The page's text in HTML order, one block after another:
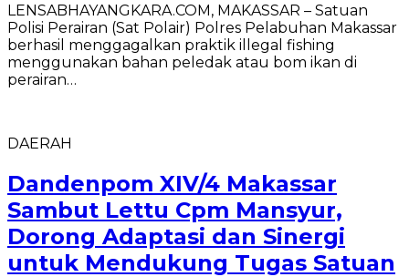
LENSABHAYANGKARA.COM, MAKASSAR – Satuan
Polisi Perairan (Sat Polair) Polres Pelabuhan Makassar
berhasil menggagalkan praktik illegal fishing
menggunakan bahan peledak atau bom ikan di
perairan…
DAERAH
Dandenpom XIV/4 Makassar
Sambut Lettu Cpm Mansyur,
Dorong Adaptasi dan Sinergi
untuk Mendukung Tugas Satuan